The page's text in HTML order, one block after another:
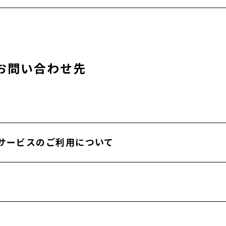
問い合わせ先
会社サニーサイドアップ内）
ービスのご利用について
ト
進センターセールスチーム